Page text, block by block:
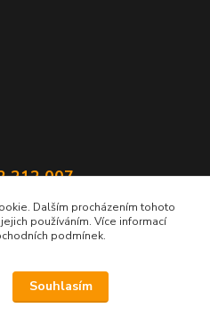
212 007
Dalším procházením tohoto
používáním. Více informací
podmínek.
Souhlasím